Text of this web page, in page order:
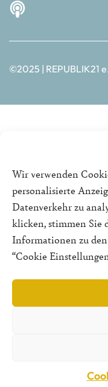
Wir verwenden
personalisierte
Datenverkehr zu
klicken, stimmen Sie
Informationen zu
“Cookie
©2025 | REPUBLIK21